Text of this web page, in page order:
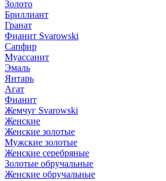
Золото
Бриллиант
Гранат
Фианит Svarowski
Сапфир
Муассанит
Эмаль
Янтарь
Агат
Фианит
Жемчуг Svarowski
Женские
Женские золотые
Мужские золотые
Женские серебряные
Золотые обручальные
Женские обручальные